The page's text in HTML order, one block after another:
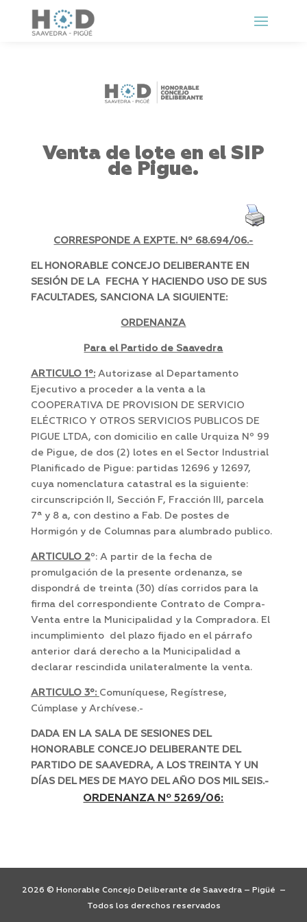
Venta de lote en el SIP
de Pigue.
CORRESPONDE A EXPTE. Nº 68.694/06.-
EL HONORABLE CONCEJO DELIBERANTE EN
SESIÓN DE LA FECHA Y HACIENDO USO DE SUS
FACULTADES, SANCIONA LA SIGUIENTE:
ORDENANZA
Para el Partido de Saavedra
ARTICULO 1º:Autorizase al Departamento
Ejecutivo a proceder a la venta a la
COOPERATIVA DE PROVISION DE SERVICIO
ELÉCTRICO Y OTROS SERVICIOS PUBLICOS DE
PIGUE LTDA, con domicilio en calle Urquiza Nº 99
de Pigue, de dos (2) lotes en el Sector Industrial
Planificado de Pigue: partidas 12696 y 12697,
cuya nomenclatura catastral es la siguiente:
circunscripción II, Sección F, Fracción III, parcela
7ª y 8 a, con destino a Fab. De postes de
Hormigón y de Columnas para alumbrado publico.
ARTICULO 2º: A partir de la fecha de
promulgación de la presente ordenanza, se
dispondrá de treinta (30) días corridos para la
firma del correspondiente Contrato de Compra-
Venta entre la Municipalidad y la Compradora. El
incumplimiento del plazo fijado en el párrafo
anterior dará derecho a la Municipalidad a
declarar rescindida unilateralmente la venta.
ARTICULO 3º: Comuníquese, Regístrese,
Cúmplase y Archívese.-
DADA EN LA SALA DE SESIONES DEL
HONORABLE CONCEJO DELIBERANTE DEL
PARTIDO DE SAAVEDRA, A LOS TREINTA Y UN
DÍAS DEL MES DE MAYO DEL AÑO DOS MIL SEIS.-
ORDENANZA Nº 5269/06:
2026 © Honorable Concejo Deliberante de Saavedra – Pigüé –
Todos los derechos reservados